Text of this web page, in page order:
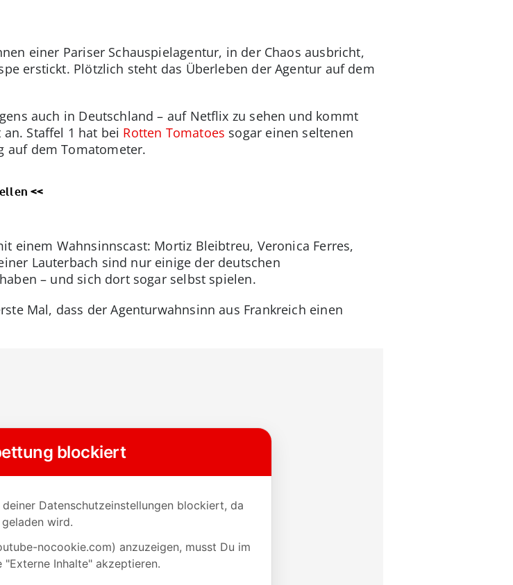
einer Pariser Schauspielagentur, in der Chaos ausbricht,
erstickt. Plötzlich steht das Überleben der Agentur auf dem
auch in Deutschland – auf Netflix zu sehen und kommt
Staffel 1 hat bei Rotten Tomatoes sogar einen seltenen
auf dem Tomatometer.
<<
einem Wahnsinnscast: Mortiz Bleibtreu, Veronica Ferres,
Lauterbach sind nur einige der deutschen
– und sich dort sogar selbst spielen.
Mal, dass der Agenturwahnsinn aus Frankreich einen